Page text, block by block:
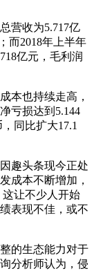
营收为5.717亿
而2018年上半年
亿元，毛利润
也持续走高，
亏损达到5.144
同比扩大17.1
趣头条现今正处
成本不断增加，
让不少人开始
表现不佳，或不
的生态能力对于
分析师认为，侵